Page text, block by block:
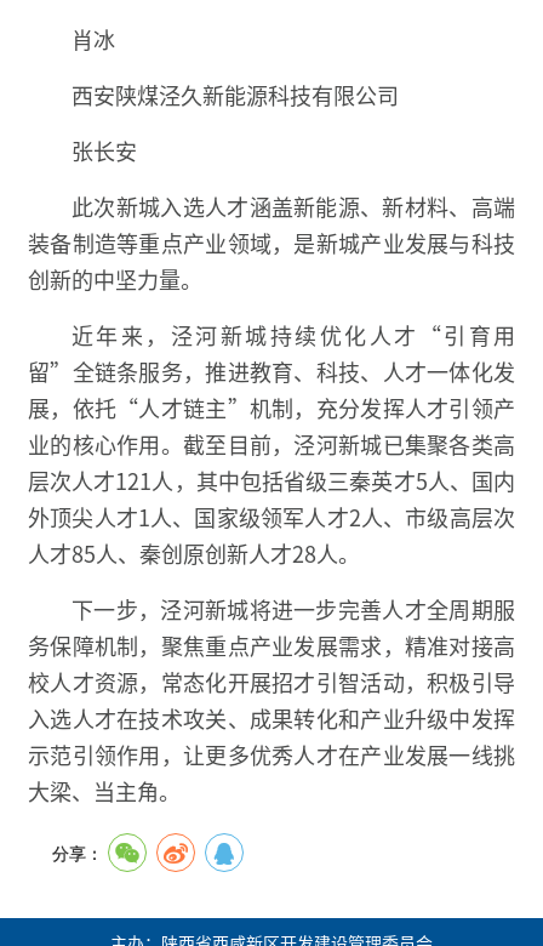
肖冰
西安陕煤泾久新能源科技有限公司
张长安
此次新城入选人才涵盖新能源、新材料、高端
装备制造等重点产业领域，是新城产业发展与科技
创新的中坚力量。
近年来，泾河新城持续优化人才“引育用
留”全链条服务，推进教育、科技、人才一体化发
展，依托“人才链主”机制，充分发挥人才引领产
业的核心作用。截至目前，泾河新城已集聚各类高
层次人才121人，其中包括省级三秦英才5人、国内
外顶尖人才1人、国家级领军人才2人、市级高层次
人才85人、秦创原创新人才28人。
下一步，泾河新城将进一步完善人才全周期服
务保障机制，聚焦重点产业发展需求，精准对接高
校人才资源，常态化开展招才引智活动，积极引导
入选人才在技术攻关、成果转化和产业升级中发挥
示范引领作用，让更多优秀人才在产业发展一线挑
大梁、当主角。
分享：